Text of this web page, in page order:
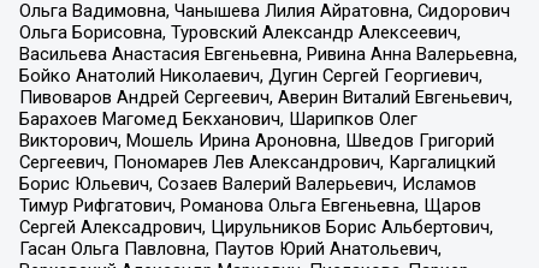
Ольга Вадимовна, Чанышева Лилия Айратовна, Сидорович
Ольга Борисовна, Туровский Александр Алексеевич,
Васильева Анастасия Евгеньевна, Ривина Анна Валерьевна,
Бойко Анатолий Николаевич, Дугин Сергей Георгиевич,
Пивоваров Андрей Сергеевич, Аверин Виталий Евгеньевич,
Барахоев Магомед Бекханович, Шарипков Олег
Викторович, Мошель Ирина Ароновна, Шведов Григорий
Сергеевич, Пономарев Лев Александрович, Каргалицкий
Борис Юльевич, Созаев Валерий Валерьевич, Исламов
Тимур Рифгатович, Романова Ольга Евгеньевна, Щаров
Сергей Алексадрович, Цирульников Борис Альбертович,
Гасан Ольга Павловна, Паутов Юрий Анатольевич,